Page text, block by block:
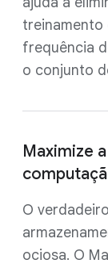
treinamento
frequência
o conjunto
Maximize
O
ociosa. O